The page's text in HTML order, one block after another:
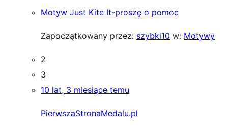
Motyw Just Kite It-proszę o pomoc
Zapoczątkowany przez: szybki10 w: Motywy
2
3
10 lat, 3 miesiące temu
PierwszaStronaMedalu.pl